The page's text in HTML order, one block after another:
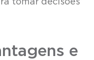
tomar decisões
e